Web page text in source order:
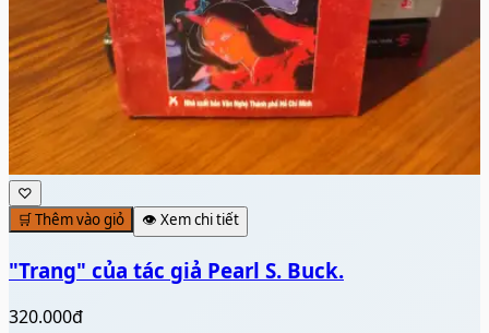
♡
🛒 Thêm vào giỏ
👁️ Xem chi tiết
"Trang" của tác giả Pearl S. Buck.
320.000đ